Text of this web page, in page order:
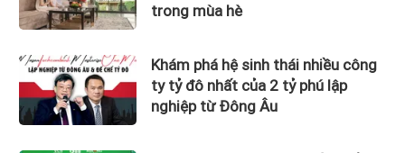
trong mùa hè
Khám phá hệ sinh thái nhiều công
ty tỷ đô nhất của 2 tỷ phú lập
nghiệp từ Đông Âu